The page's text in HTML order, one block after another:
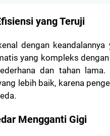
yang Teruji
dengan
yang kompleks
dan tahan
lebih baik, karena
Mengganti Gigi